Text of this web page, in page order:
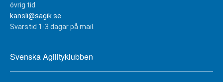
övrig tid
kansli@sagik.se
Svarstid 1-3 dagar på mail.
Svenska Agilityklubben